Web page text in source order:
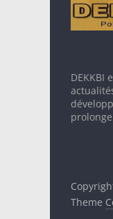
DEKKBI
Theme